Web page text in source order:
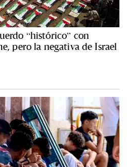
“histórico” con
pero la negativa de Israel